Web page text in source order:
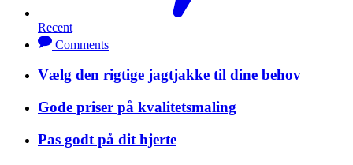
Recent
Comments
Vælg den rigtige jagtjakke til dine behov
Gode priser på kvalitetsmaling
Pas godt på dit hjerte